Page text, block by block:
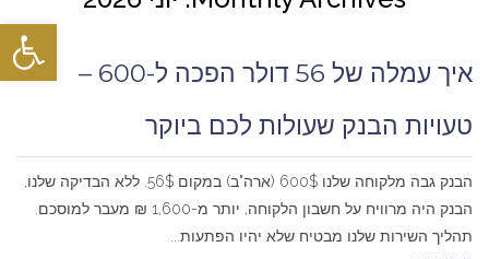
פתח
איך עמלה של 56 דולר הפכה ל-600 –
טעויות הבנק שעולות לכם ביוקר
הבנק גבה מלקוחה שלנו 600$ (ארה"ב) במקום 56$. ללא הבדיקה שלנו,
הבנק היה מרוויח על חשבון הלקוחה, יותר מ-1,600 ₪ מעבר למוסכם.
תהליך השירות שלנו מבטיח שלא יהיו הפתעות...